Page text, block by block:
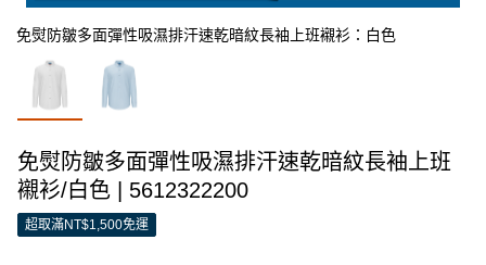
免熨防皺多面彈性吸濕排汗速乾暗紋長袖上班襯衫：白色
免熨防皺多面彈性吸濕排汗速乾暗紋長袖上班
襯衫/白色 | 5612322200
超取滿NT$1,500免運